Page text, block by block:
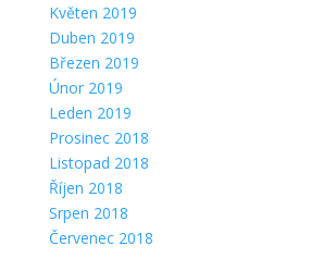
Květen 2019
Duben 2019
Březen 2019
Únor 2019
Leden 2019
Prosinec 2018
Listopad 2018
Říjen 2018
Srpen 2018
Červenec 2018